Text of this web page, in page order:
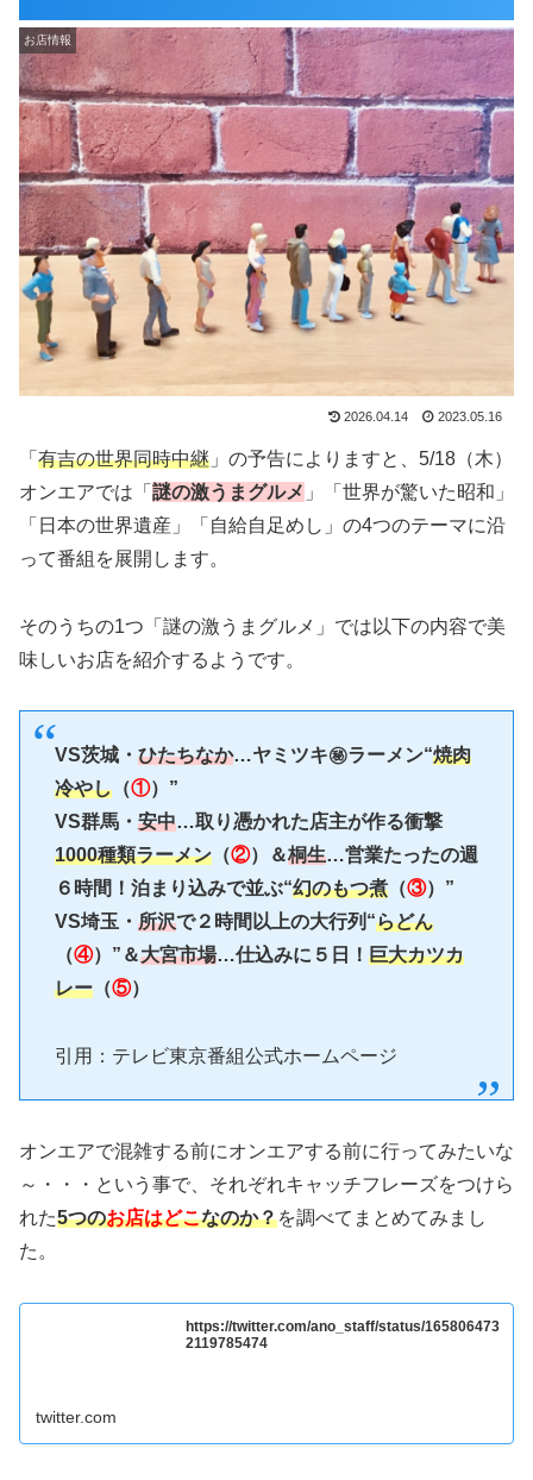
お店情報
2026.04.14 2023.05.16
「 有吉の世界同時中継 」の予告によりますと、5/18（木）
オンエアでは「 謎の激うまグルメ 」「世界が驚いた昭和」
「日本の世界遺産」「自給自足めし」の4つのテーマに沿
って番組を展開します。
そのうちの1つ「謎の激うまグルメ」では以下の内容で美
味しいお店を紹介するようです。
VS茨城・ ひたちなか…ヤミツキ㊙ラーメン“焼肉
冷やし（①）”
VS群馬・ 安中…取り憑かれた店主が作る衝撃
1000種類ラーメン（②）＆桐生…営業たったの週
６時間！泊まり込みで並ぶ“幻のもつ煮（③）”
VS埼玉・ 所沢で２時間以上の大行列“らどん
（④）”＆大宮市場…仕込みに５日！ 巨大カツカ
レー（⑤）
引用：テレビ東京番組公式ホームページ
オンエアで混雑する前にオンエアする前に行ってみたいな
～・・・という事で、それぞれキャッチフレーズをつけら
れた5つのお店はどこなのか？を調べてまとめてみまし
た。
https://twitter.com/ano_staff/status/165806473
2119785474
twitter.com